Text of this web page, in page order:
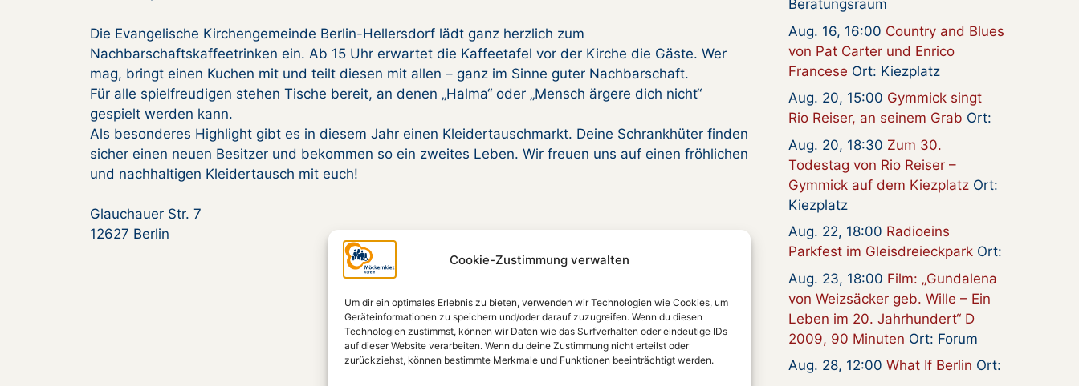
Cookie-Zustimmung verwalten
Um dir ein optimales Erlebnis zu bieten, verwenden wir Technologien wie Cookies, um
Geräteinformationen zu speichern und/oder darauf zuzugreifen. Wenn du diesen
Technologien zustimmst, können wir Daten wie das Surfverhalten oder eindeutige IDs
auf dieser Website verarbeiten. Wenn du deine Zustimmung nicht erteilst oder
zurückziehst, können bestimmte Merkmale und Funktionen beeinträchtigt werden.
Die Evangelische Kirchengemeinde Berlin-Hellersdorf lädt ganz herzlich zum
Nachbarschaftskaffeetrinken ein. Ab 15 Uhr erwartet die Kaffeetafel vor der Kirche die Gäste. Wer
mag, bringt einen Kuchen mit und teilt diesen mit allen – ganz im Sinne guter Nachbarschaft.
Für alle spielfreudigen stehen Tische bereit, an denen „Halma“ oder „Mensch ärgere dich nicht“
gespielt werden kann.
Als besonderes Highlight gibt es in diesem Jahr einen Kleidertauschmarkt. Deine Schrankhüter finden
sicher einen neuen Besitzer und bekommen so ein zweites Leben. Wir freuen uns auf einen fröhlichen
und nachhaltigen Kleidertausch mit euch!
Glauchauer Str. 7
12627 Berlin
Beratungsraum
Aug. 16, 16:00 Country and Blues
von Pat Carter und Enrico
Francese Ort: Kiezplatz
Aug. 20, 15:00 Gymmick singt
Rio Reiser, an seinem Grab Ort:
Aug. 20, 18:30 Zum 30.
Todestag von Rio Reiser –
Gymmick auf dem Kiezplatz Ort:
Kiezplatz
Aug. 22, 18:00 Radioeins
Parkfest im Gleisdreieckpark Ort:
Aug. 23, 18:00 Film: „Gundalena
von Weizsäcker geb. Wille – Ein
Leben im 20. Jahrhundert“ D
2009, 90 Minuten Ort: Forum
Aug. 28, 12:00 What If Berlin Ort: